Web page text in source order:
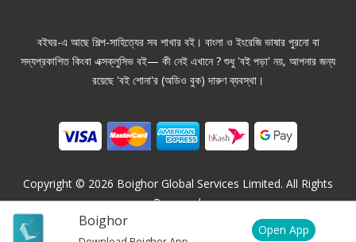
Boighor
Open App
বইঘর-এ আছে শিল্প-সাহিত্যের সব শাখার বই। বাংলা ও ইংরেজি ভাষার পুরনো বা
সদ্যপ্রকাশিত কিংবা এক্সক্লুসিভ বই— কী নেই এখানে ? শুধু 'বই পড়া' নয়, আপনার জন্য
রয়েছে 'বই শোনা'র (অডিও বুক) দারুণ ব্যবস্থা।
Copyright © 2026 Boighor Global Services Limited. All Rights
Reserved.